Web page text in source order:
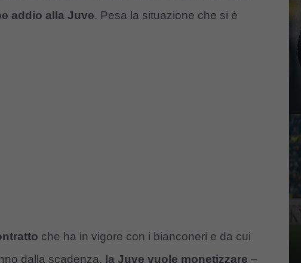
addio alla Juve. Pesa la situazione che si è
che ha in vigore con i bianconeri e da cui
dalla scadenza, la Juve vuole monetizzare –